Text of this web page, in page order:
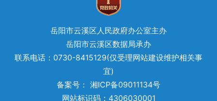
岳阳市云溪区人民政府办公室主办
岳阳市云溪区数据局承办
联系电话：0730-8415129(仅受理网站建设维护相关事
宜)
备案号： 湘ICP备09011134号
网站标识码：4306030001